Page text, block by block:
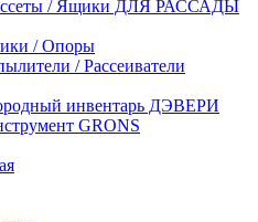
/ Ящики ДЛЯ РАССАДЫ
/ Опоры
/ Рассеиватели
инвентарь ДЭВЕРИ
GRONS